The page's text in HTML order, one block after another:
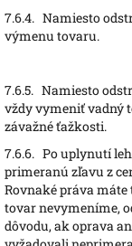
7.6.4. Namiesto
výmenu tovaru.
7.6.5. Namiesto
vždy vymeniť vadný
závažné ťažkosti.
7.6.6. Po uplynutí
primeranú zľavu z
Rovnaké práva máte
tovar nevymeníme,
dôvodu, ak oprava